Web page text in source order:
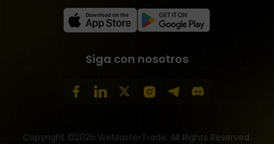
Siga con nosotros
Copyright ©2026 WeMasterTrade. All Rights Reserved.